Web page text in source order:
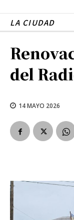
LA CIUDAD
del
14 MAYO 2026